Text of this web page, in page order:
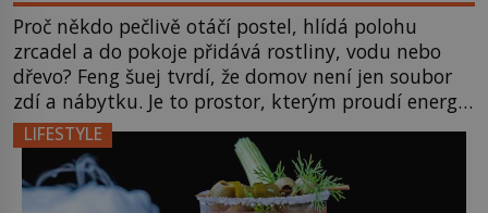
Proč někdo pečlivě otáčí postel, hlídá polohu
zrcadel a do pokoje přidává rostliny, vodu nebo
dřevo? Feng šuej tvrdí, že domov není jen soubor
zdí a nábytku. Je to prostor, kterým proudí energie
čchi a jeho uspořádání může ovlivňovat, jak se v
něm člověk cítí. Feng šuej má kořeny ve staré Číně
a jeho historie […]
LIFESTYLE